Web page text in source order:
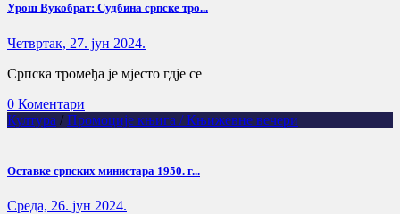
Урош Вукобрат: Судбина српске тро...
Четвртак, 27. јун 2024.
Српска тромеђа је мјесто гдје се
0 Коментари
Култура / Промоције књига / Књижевне вечери
Оставке српских министара 1950. г...
Cреда, 26. јун 2024.